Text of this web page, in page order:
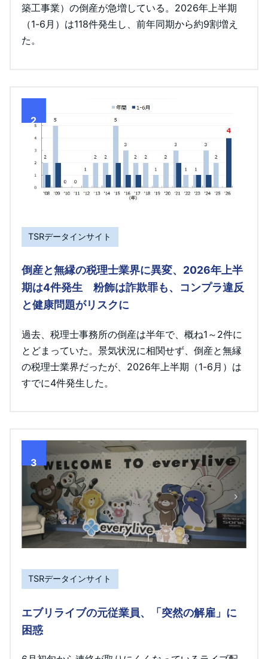
築工事業）の倒産が急増している。2026年上半期
（1-6月）は118件発生し、前年同期から約9割増え
た。
2
TSRデータインサイト
倒産と無縁の税理士業界に異変、2026年上半
期は4件発生 粉飾は詐欺罪も、コンプラ違反
と健康問題がリスクに
過去、税理士事務所の倒産は半年で、概ね1～2件に
とどまっていた。景気状況に相関せず、倒産と無縁
の税理士業界だったが、2026年上半期（1-6月）は
すでに4件発生した。
3
TSRデータインサイト
エブリライブの元従業員、「突然の解雇」に
困惑